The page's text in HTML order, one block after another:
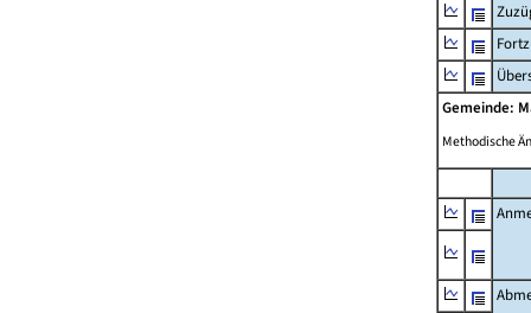
Gemeinde:
Methodische